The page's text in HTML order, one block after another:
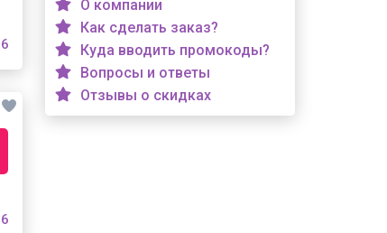
О компании
Как сделать заказ?
Куда вводить промокоды?
Вопросы и ответы
Отзывы о скидках